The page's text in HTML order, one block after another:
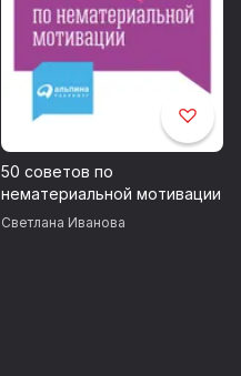
50 советов по
нематериальной мотивации
Светлана Иванова